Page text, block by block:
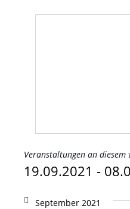
Veranstaltungen an
19.09.2021 -
wählen.
September 2021